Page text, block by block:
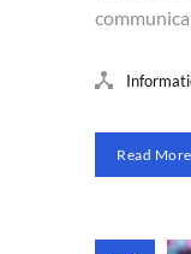
Read More